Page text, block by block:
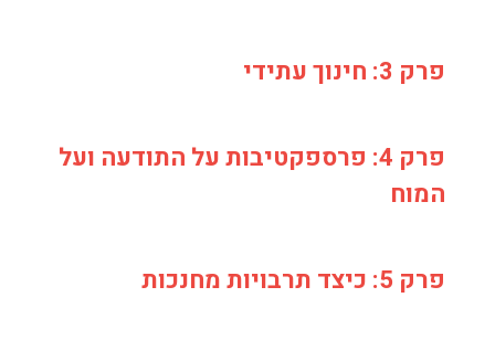
פרק 3: חינוך עתידי
פרק 4: פרספקטיבות על התודעה ועל
המוח
פרק 5: כיצד תרבויות מחנכות